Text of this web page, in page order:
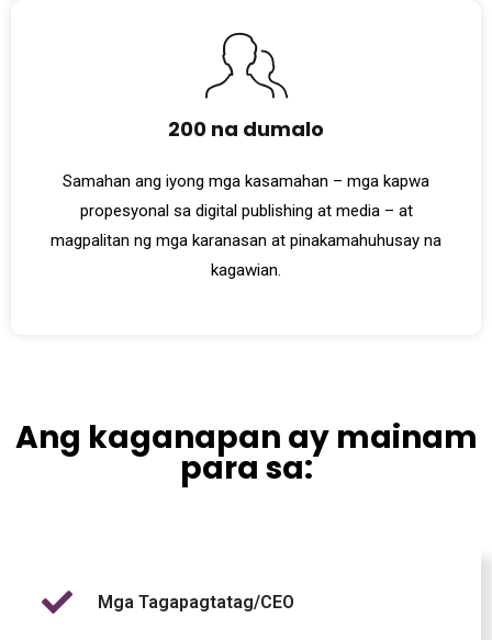
200 na dumalo
Samahan ang iyong mga kasamahan – mga kapwa
propesyonal sa digital publishing at media – at
magpalitan ng mga karanasan at pinakamahuhusay na
kagawian.
Ang kaganapan ay mainam
para sa:
Mga Tagapagtatag/CEO